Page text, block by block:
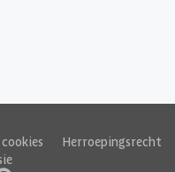
Herroepingsrecht